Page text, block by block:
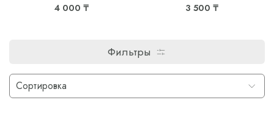
4 000 ₸
3 500 ₸
Фильтры